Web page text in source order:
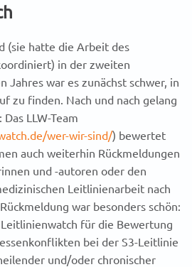
(sie hatte die Arbeit des
in der zweiten
war es zunächst schwer, in
zu finden. Nach und nach gelang
LLW-Team
wer-wir-sind/) bewertet
auch weiterhin Rückmeldungen
und -autoren oder den
Leitlinienarbeit nach
war besonders schön:
Leitlinienwatch für die Bewertung
bei der S3-Leitlinie
und/oder chronischer